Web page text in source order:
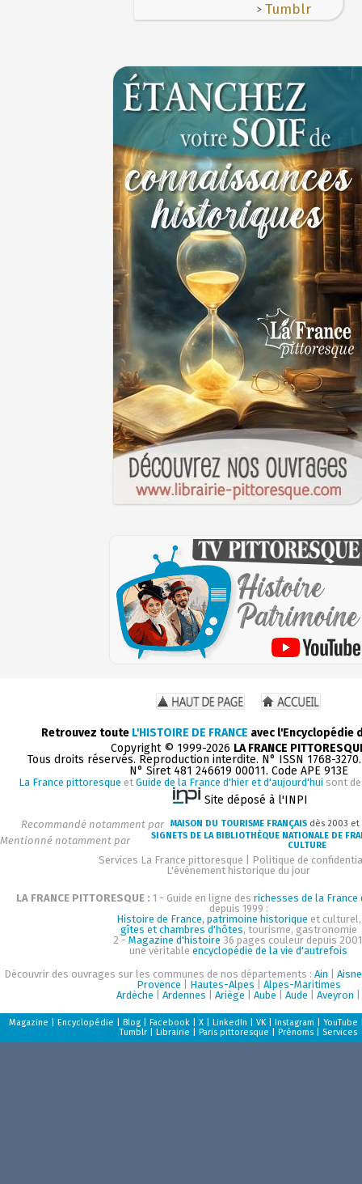
>Tumblr
Retrouvez toute L'HISTOIRE DE FRANCE avec l'Encyclopédie
Copyright © 1999-2026 LA FRANCE
Tous droits réservés. Reproduction interdite. N° ISSN 1768-
N° Siret 481 246619 00011. Code APE 913E
La France pittoresque et Guide de la France d'hier et d'aujourd'hui sont
Site déposé à l'INPI
Recommandé notamment par MAISON DU TOURISME FRANÇAIS dès 2003 et
Mentionné notamment par
SIGNETS DE LA BIBLIOTHÈQUE NATIONALE DE
CULTURE
Services La France pittoresque
Politique de
L'événement historique du jour
LA FRANCE PITTORESQUE : 1 - Guide en ligne des richesses de la
depuis 1999 :
Histoire de France, patrimoine historique et culturel,
gîtes et chambres d'hôtes, tourisme, gastronomie
2 - Magazine d'histoire 36 pages couleur depuis
une véritable encyclopédie de la vie d'autrefois
Découvrir des ouvrages sur les communes de nos départements : Ain
Aisne
Provence
Hautes-Alpes
Alpes-Maritimes
Ardèche
Ardennes Ariège Aube Aude Aveyron
Magazine Encyclopédie Blog Facebook X LinkedIn VK Instagram YouTube
Tumblr
Librairie Paris pittoresque Prénoms Services